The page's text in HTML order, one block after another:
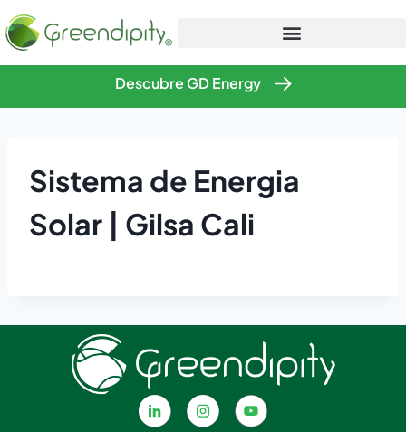
Descubre GD Energy
Sistema de Energia
Solar | Gilsa Cali